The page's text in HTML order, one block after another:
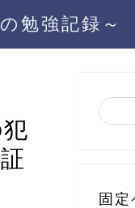
勉強記録～
固定